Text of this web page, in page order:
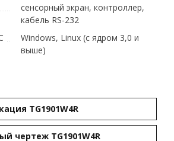
сенсорный экран, контроллер,
кабель RS-232
Windows, Linux (с ядром 3,0 и
выше)
TG1901W4R
чертеж TG1901W4R